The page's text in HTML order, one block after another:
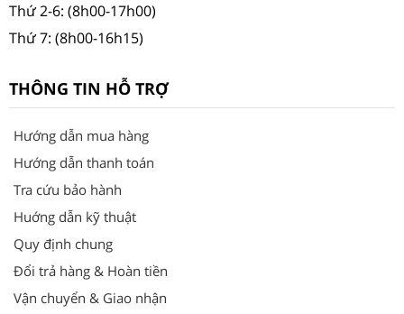
Thứ 2-6: (8h00-17h00)
Thứ 7: (8h00-16h15)
THÔNG TIN HỖ TRỢ
Hướng dẫn mua hàng
Hướng dẫn thanh toán
Tra cứu bảo hành
Huớng dẫn kỹ thuật
Quy định chung
Đổi trả hàng & Hoàn tiền
Vận chuyển & Giao nhận